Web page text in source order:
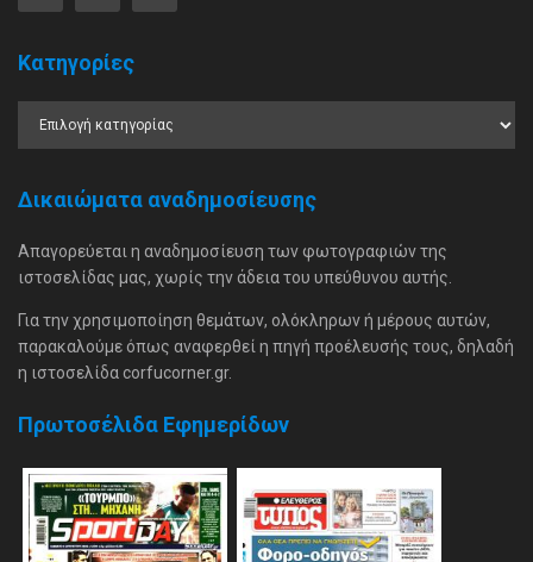
Κατηγορίες
Δικαιώματα αναδημοσίευσης
Απαγορεύεται η αναδημοσίευση των φωτογραφιών της
ιστοσελίδας μας, χωρίς την άδεια του υπεύθυνου αυτής.
Για την χρησιμοποίηση θεμάτων, ολόκληρων ή μέρους αυτών,
παρακαλούμε όπως αναφερθεί η πηγή προέλευσής τους, δηλαδή
η ιστοσελίδα corfucorner.gr.
Πρωτοσέλιδα Εφημερίδων